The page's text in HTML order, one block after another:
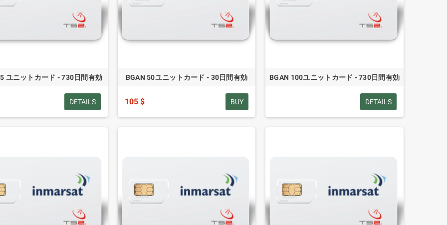
ユニットカード - 730日間有効
DETAILS
BGAN 50ユニットカード - 30日間有効
105 $ BUY
BGAN 100ユニットカード - 730日間有効
DETAILS